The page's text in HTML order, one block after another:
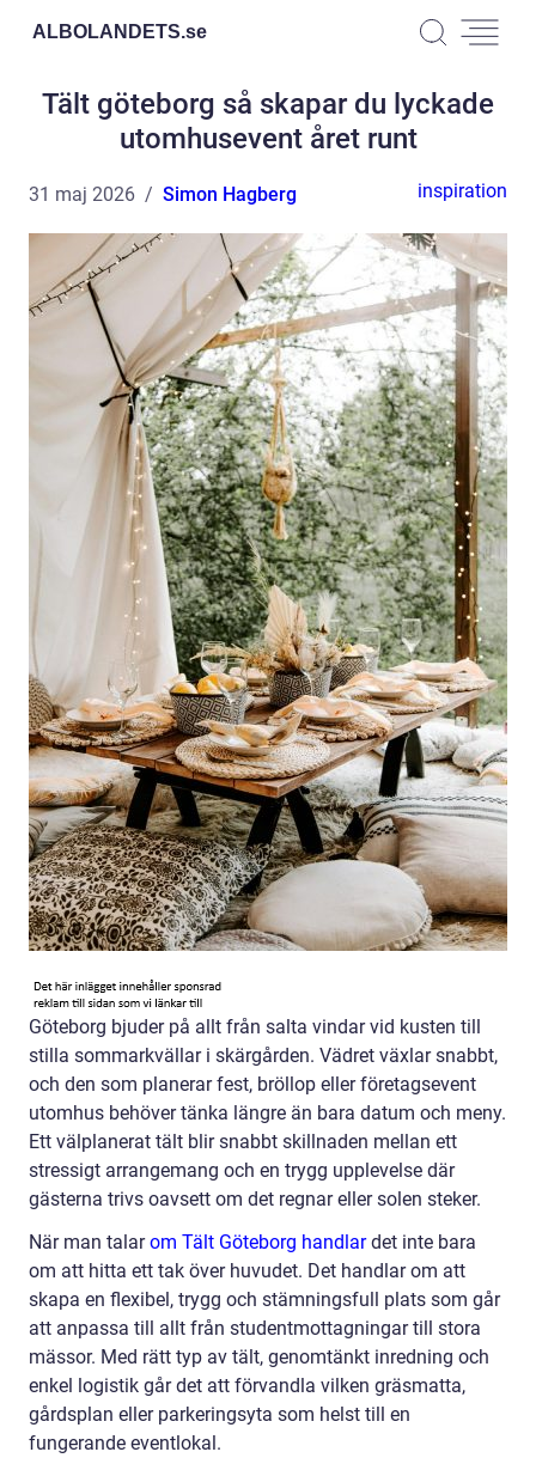
ALBOLANDETS.se
Tält göteborg så skapar du lyckade
utomhusevent året runt
31 maj 2026 Simon Hagberg inspiration
Göteborg bjuder på allt från salta vindar vid kusten till
stilla sommarkvällar i skärgården. Vädret växlar snabbt,
och den som planerar fest, bröllop eller företagsevent
utomhus behöver tänka längre än bara datum och meny.
Ett välplanerat tält blir snabbt skillnaden mellan ett
stressigt arrangemang och en trygg upplevelse där
gästerna trivs oavsett om det regnar eller solen steker.
När man talarom Tält Göteborg handlardet inte bara
om att hitta ett tak över huvudet. Det handlar om att
skapa en flexibel, trygg och stämningsfull plats som går
att anpassa till allt från studentmottagningar till stora
mässor. Med rätt typ av tält, genomtänkt inredning och
enkel logistik går det att förvandla vilken gräsmatta,
gårdsplan eller parkeringsyta som helst till en
fungerande eventlokal.